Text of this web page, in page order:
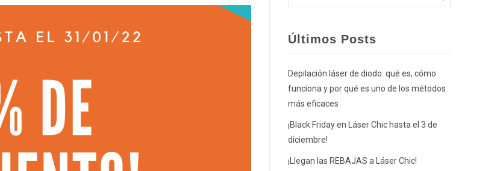
Últimos Posts
Depilación láser de diodo: qué es, cómo
funciona y por qué es uno de los métodos
más eficaces
¡Black Friday en Láser Chic hasta el 3 de
diciembre!
¡Llegan las REBAJAS a Láser Chic!